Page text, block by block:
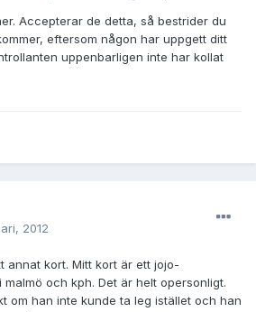
Accepterar de detta, så bestrider du
eftersom någon har uppgett ditt
uppenbarligen inte har kollat
2012
annat kort. Mitt kort är ett jojo-
och kph. Det är helt opersonligt.
om han inte kunde ta leg istället och han